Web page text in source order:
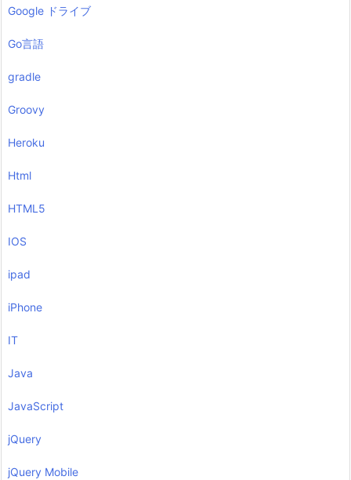
Google ドライブ
Go言語
gradle
Groovy
Heroku
Html
HTML5
IOS
ipad
iPhone
IT
Java
JavaScript
jQuery
jQuery Mobile